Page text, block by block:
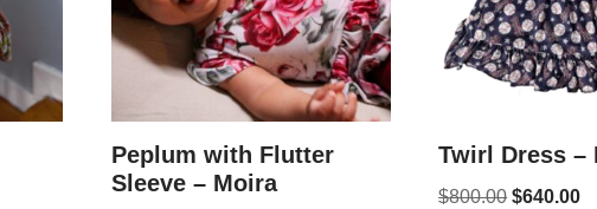
Peplum with Flutter
Sleeve – Moira
Twirl Dress –
$800.00 $640.00